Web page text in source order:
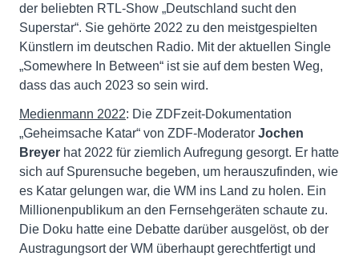
der beliebten RTL-Show „Deutschland sucht den
Superstar“. Sie gehörte 2022 zu den meistgespielten
Künstlern im deutschen Radio. Mit der aktuellen Single
„Somewhere In Between“ ist sie auf dem besten Weg,
dass das auch 2023 so sein wird.
Medienmann 2022: Die ZDFzeit-Dokumentation
„Geheimsache Katar“ von ZDF-Moderator Jochen
Breyer hat 2022 für ziemlich Aufregung gesorgt. Er hatte
sich auf Spurensuche begeben, um herauszufinden, wie
es Katar gelungen war, die WM ins Land zu holen. Ein
Millionenpublikum an den Fernsehgeräten schaute zu.
Die Doku hatte eine Debatte darüber ausgelöst, ob der
Austragungsort der WM überhaupt gerechtfertigt und